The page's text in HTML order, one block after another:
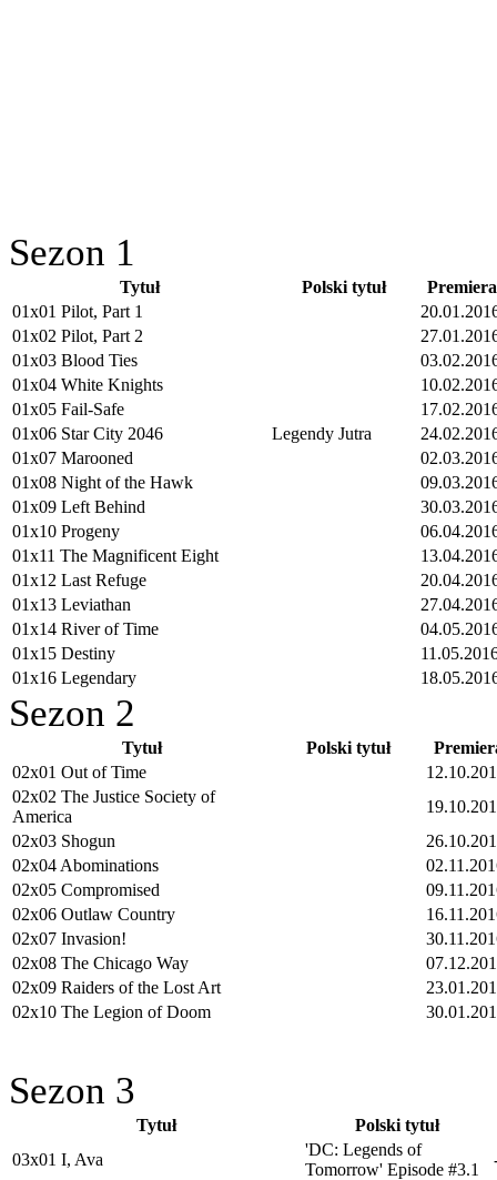
Sezon 1
Tytuł Polski tytuł
Premiera
01x01 Pilot, Part 1
01x02 Pilot, Part 2
01x03 Blood Ties
01x04 White Knights
01x05 Fail-Safe
01x06 Star City 2046
Legendy Jutra
01x07 Marooned
01x08 Night of the Hawk
01x09 Left Behind
01x10 Progeny
01x11 The Magnificent Eight
01x12 Last Refuge
01x13 Leviathan
01x14 River of Time
01x15 Destiny
01x16 Legendary
Sezon 2
Tytuł Polski tytuł
02x01 Out of Time
02x02 The Justice Society of
America
02x03 Shogun
02x04 Abominations
02x05 Compromised
02x06 Outlaw Country
02x07 Invasion!
02x08 The Chicago Way
02x09 Raiders of the Lost Art
02x10 The Legion of Doom
Sezon 3
Tytuł
Polski tytuł
03x01 I, Ava
'DC: Legends of
Tomorrow' Episode #3.1